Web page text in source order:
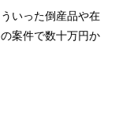
いった倒産品や在
案件で数十万円か